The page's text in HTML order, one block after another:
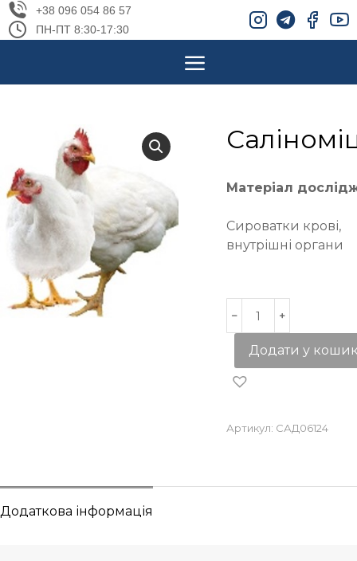
+38 096 054 86 57
ПН-ПТ 8:30-17:30
Матеріал
Сироватки крові,
внутрішні органи
Додати у
Артикул: САД06124
Додаткова інформація